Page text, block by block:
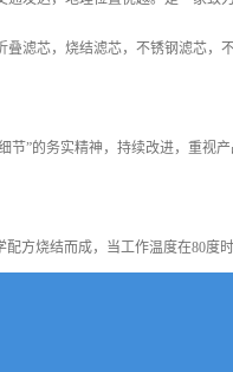
滤芯，烧结滤芯，不锈钢滤芯
节”的务实精神，持续改进，重
方烧结而成，当工作温度在80度